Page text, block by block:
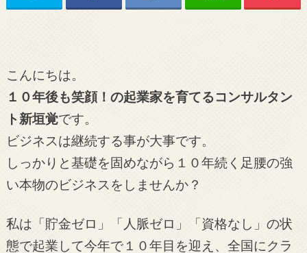
こんにちは。
１０年後も笑顔！の起業家を育てるコンサルタン
ト新垣覚です。
ビジネスは継続する事が大事です。
しっかりと基礎を固めながら１０年続く足腰の強
い本物のビジネスをしませんか？
私は「貯金ゼロ」「人脈ゼロ」「資格なし」の状
態で起業して今年で１０年目を迎え、全国にクラ